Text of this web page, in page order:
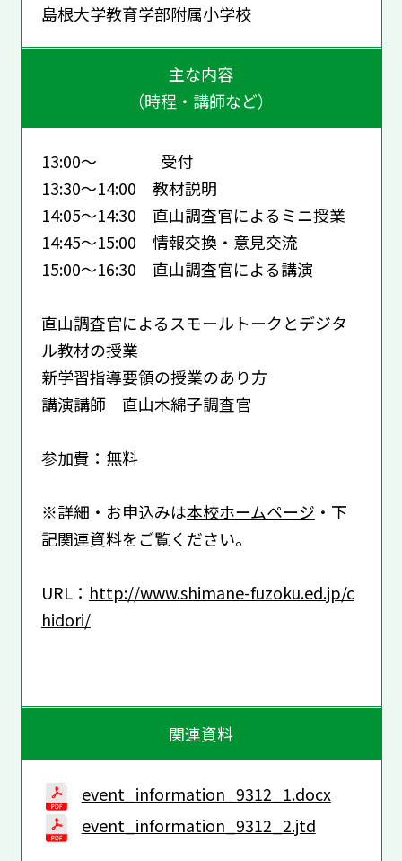
島根大学教育学部附属小学校
主な内容
（時程・講師など）
13:00～ 受付
13:30～14:00 教材説明
14:05～14:30 直山調査官によるミニ授業
14:45～15:00 情報交換・意見交流
15:00～16:30 直山調査官による講演
直山調査官によるスモールトークとデジタ
ル教材の授業
新学習指導要領の授業のあり方
講演講師 直山木綿子調査官
参加費：無料
※詳細・お申込みは本校ホームページ ・下
記関連資料をご覧ください。
URL： http://www.shimane-fuzoku.ed.jp/c
hidori/
関連資料
event_information_9312_1.docx
event_information_9312_2.jtd